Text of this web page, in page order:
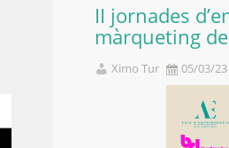
II jornades
màrqueting de
Ximo Tur 05/03/23